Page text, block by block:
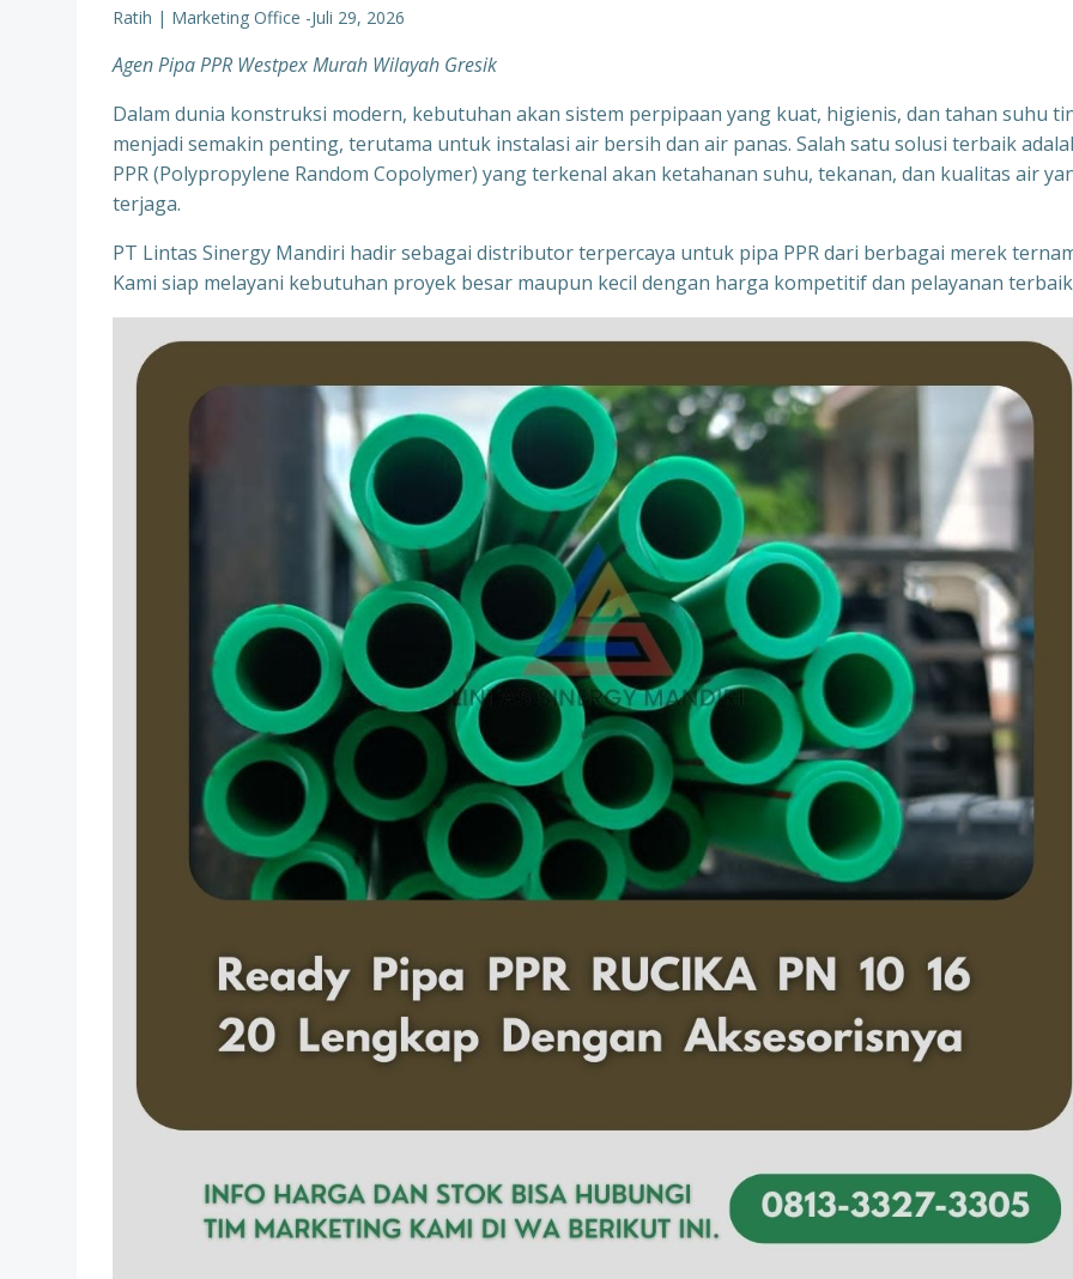
Ratih | Marketing Office -Juli 29, 2026
Agen Pipa PPR Westpex Murah Wilayah Gresik
Dalam dunia konstruksi modern, kebutuhan akan sistem perpipaan yang kuat, higienis, dan tahan suhu
menjadi semakin penting, terutama untuk instalasi air bersih dan air panas. Salah satu solusi terbaik
PPR (Polypropylene Random Copolymer) yang terkenal akan ketahanan suhu, tekanan, dan kualitas air
terjaga.
PT Lintas Sinergy Mandiri hadir sebagai distributor terpercaya untuk pipa PPR dari berbagai merek
Kami siap melayani kebutuhan proyek besar maupun kecil dengan harga kompetitif dan pelayanan